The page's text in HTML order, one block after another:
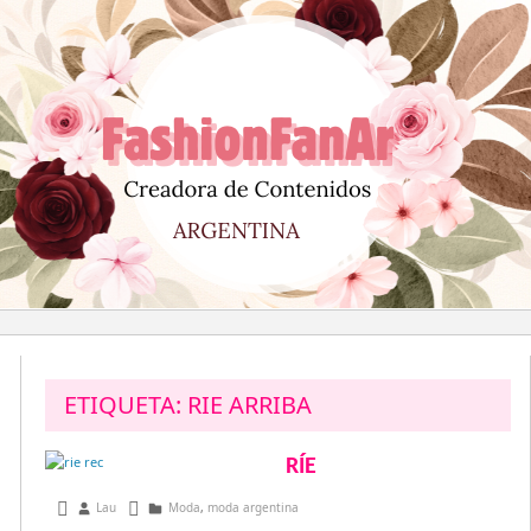
al
contenido
ETIQUETA: RIE ARRIBA
RÍE
agosto 14, 2013
Lau Moda, moda argentina